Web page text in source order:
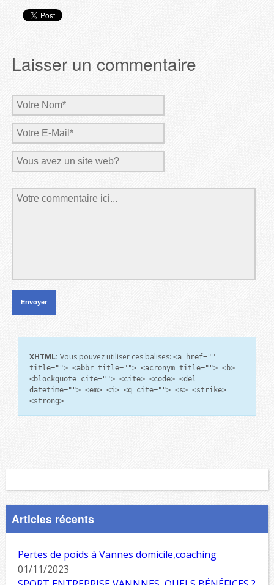
Laisser un commentaire
XHTML: Vous pouvez utiliser ces balises: <a href=""
title=""> <abbr title=""> <acronym title=""> <b>
<blockquote cite=""> <cite> <code> <del
datetime=""> <em> <i> <q cite=""> <s> <strike>
<strong>
Articles récents
Pertes de poids à Vannes domicile,coaching
01/11/2023